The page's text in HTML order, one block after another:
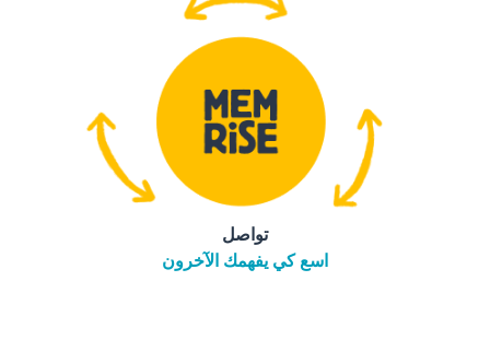
تواصل
اسع كي يفهمك الآخرون